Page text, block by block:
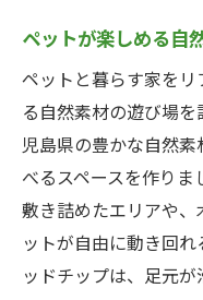
ペットが楽しめる自
ペットと暮らす家をリ
る自然素材の遊び場
児島県の豊かな自然
べるスペースを作りま
敷き詰めたエリアや、
ットが自由に動き回
ッドチップは、足元が